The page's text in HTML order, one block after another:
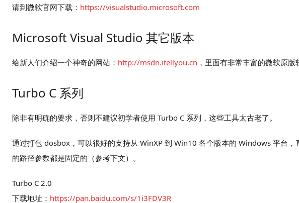
请到微软官网下载： https://visualstudio.microsoft.com
Microsoft Visual Studio 其它版本
给新人们介绍一个神奇的网站： http://msdn.itellyou.cn ，里面有非常丰富的微软原版
Turbo C 系列
除非有明确的要求，否则不建议初学者使用 Turbo C 系列，这些工具太古老了。
通过打包 dosbox，可以很好的支持从 WinXP 到 Win10 各个版本的 Windows 平台
的路径参数都是固定的（参考下文）。
Turbo C 2.0
下载地址： https://pan.baidu.com/s/1i3FDV3R